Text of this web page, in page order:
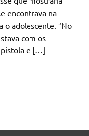
encontrava na
o adolescente. “No
com os
pistola e […]